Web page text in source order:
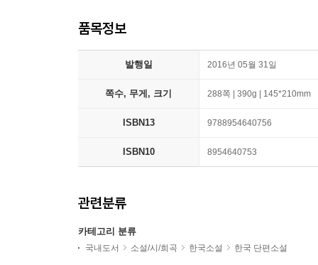
품목정보
발행일 2016년 05월 31일
쪽수, 무게, 크기 288쪽 | 390g | 145*210mm
ISBN13 9788954640756
ISBN10 8954640753
관련분류
카테고리 분류
국내도서 소설/시/희곡 한국소설 한국 단편소설